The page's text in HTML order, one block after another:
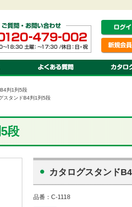
法律基づく表示
ー
判1列5段
スタンドB4判1列5段
段
カタログスタンド
品番： C-1118